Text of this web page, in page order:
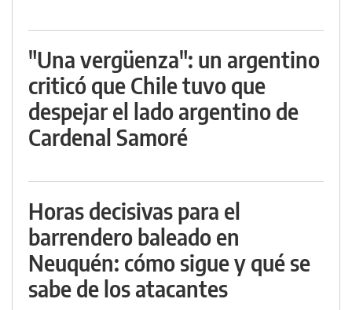
"Una vergüenza": un argentino
criticó que Chile tuvo que
despejar el lado argentino de
Cardenal Samoré
Horas decisivas para el
barrendero baleado en
Neuquén: cómo sigue y qué se
sabe de los atacantes